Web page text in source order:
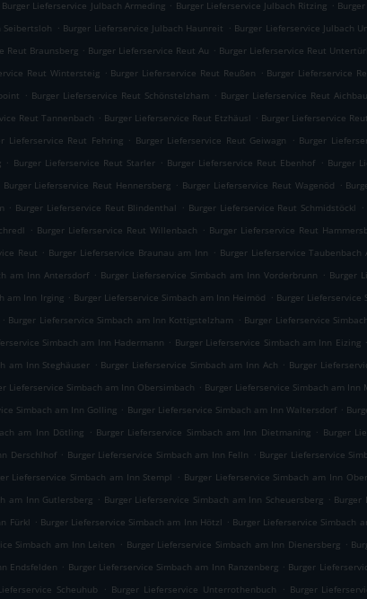
Burger Lieferservice Julbach Armeding . Burger Lieferservice Julbach Ritzing .
Seibertsloh . Burger Lieferservice Julbach Haunreit . Burger Lieferservice Julbach
Reut Braunsberg . Burger Lieferservice Reut Au . Burger Lieferservice Reut
Reut Wintersteig . Burger Lieferservice Reut Reußen . Burger Lieferservice
. Burger Lieferservice Reut Schönstelzham . Burger Lieferservice Reut
Reut Tannenbach . Burger Lieferservice Reut Etzhäusl . Burger Lieferservice
Lieferservice Reut Fehring . Burger Lieferservice Reut Geiwagn . Burger
. Burger Lieferservice Reut Starler . Burger Lieferservice Reut Ebenhof . Burger
Burger Lieferservice Reut Hennersberg . Burger Lieferservice Reut Wagenöd .
. Burger Lieferservice Reut Blindenthal . Burger Lieferservice Reut Schmidstöckl .
. Burger Lieferservice Reut Willenbach . Burger Lieferservice Reut
Reut . Burger Lieferservice Braunau am Inn . Burger Lieferservice Taubenbach
am Inn Antersdorf . Burger Lieferservice Simbach am Inn Vorderbrunn . Burger
am Inn Irging . Burger Lieferservice Simbach am Inn Heimöd . Burger Lieferservice
. Burger Lieferservice Simbach am Inn Kottigstelzham . Burger Lieferservice
Simbach am Inn Hadermann . Burger Lieferservice Simbach am Inn Eizing .
am Inn Steghäuser . Burger Lieferservice Simbach am Inn Ach . Burger
Lieferservice Simbach am Inn Obersimbach . Burger Lieferservice Simbach am Inn
Simbach am Inn Golling . Burger Lieferservice Simbach am Inn Waltersdorf .
am Inn Dötling . Burger Lieferservice Simbach am Inn Dietmaning . Burger
Derschlhof . Burger Lieferservice Simbach am Inn Felln . Burger Lieferservice
Lieferservice Simbach am Inn Stempl . Burger Lieferservice Simbach am Inn
am Inn Gutlersberg . Burger Lieferservice Simbach am Inn Scheuersberg . Burger
Fürkl . Burger Lieferservice Simbach am Inn Hötzl . Burger Lieferservice Simbach
Simbach am Inn Leiten . Burger Lieferservice Simbach am Inn Dienersberg .
Endsfelden . Burger Lieferservice Simbach am Inn Ranzenberg . Burger
Scheuhub . Burger Lieferservice Unterrothenbuch . Burger